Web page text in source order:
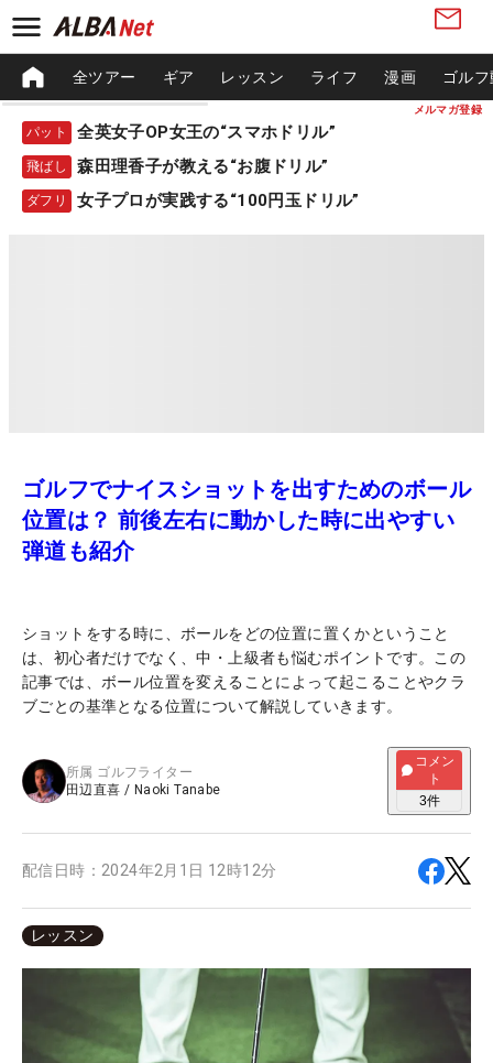
メルマガ登録
全ツアー ギア レッスン ライフ 漫画 ゴル
パット 全英女子OP女王の“スマホドリル”
飛ばし 森田理香子が教える“お腹ドリル”
ダフリ 女子プロが実践する“100円玉ドリル”
ゴルフでナイスショットを出すためのボール
位置は？ 前後左右に動かした時に出やすい
弾道も紹介
ショットをする時に、ボールをどの位置に置くかということ
は、初心者だけでなく、中・上級者も悩むポイントです。この
記事では、ボール位置を変えることによって起こることやクラ
ブごとの基準となる位置について解説していきます。
所属 ゴルフライター
田辺直喜 / Naoki Tanabe
コメン
ト
3件
配信日時： 2024年2月1日 12時12分
レッスン